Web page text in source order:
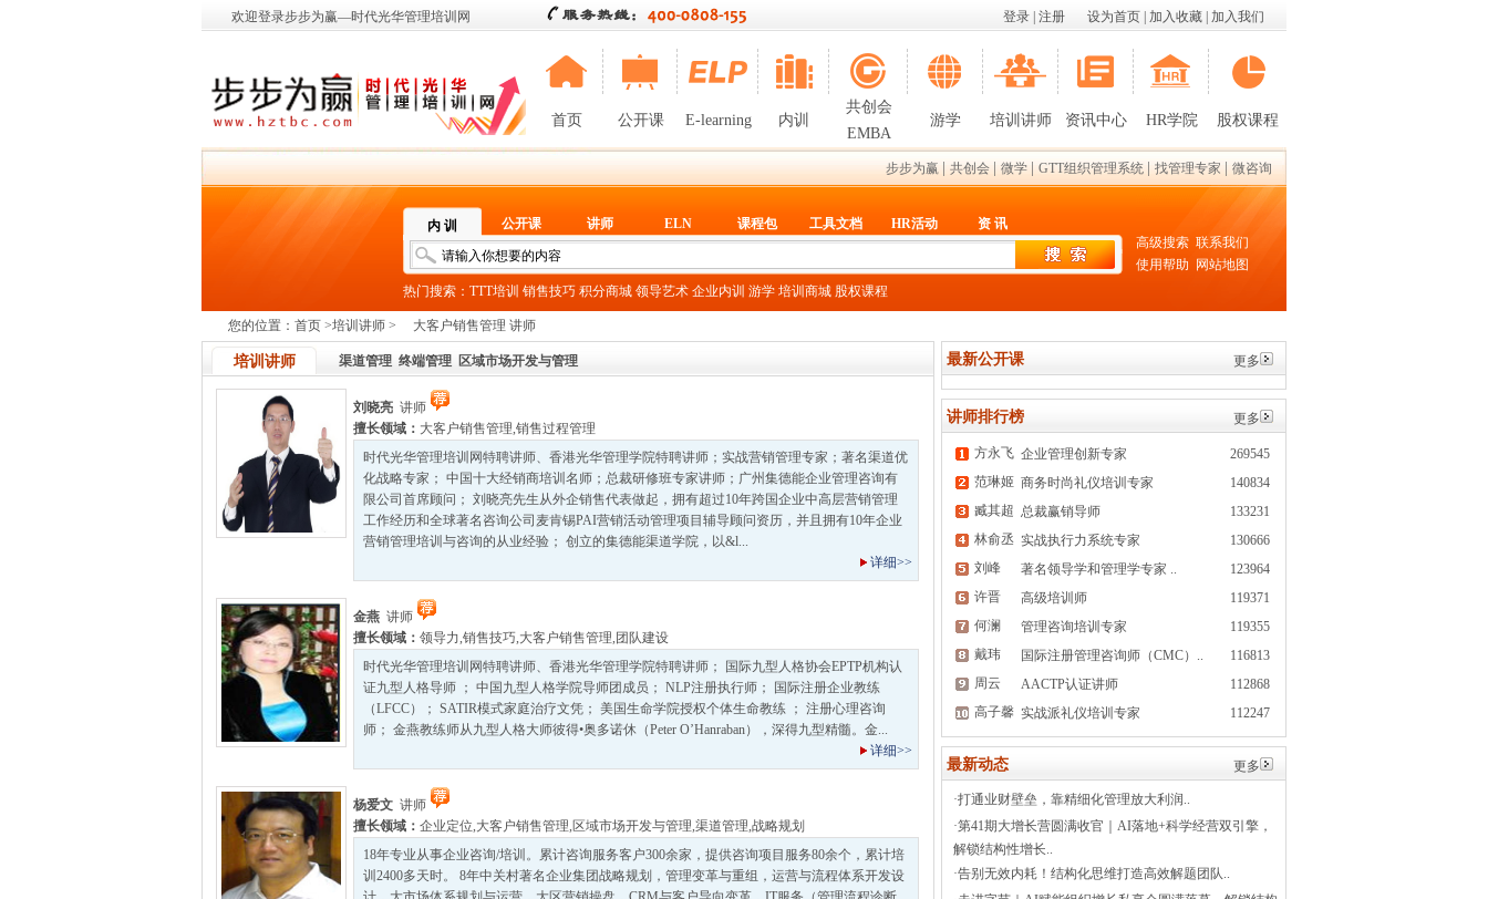
欢迎登录步步为赢—时代光华管理培训网 设为首页 加入收藏 加入我们
登录 注册
首页 公开课 E-learning 内训
共创会
EMBA
游学 培训讲师 资讯中心 HR学院 股权课程
步步为赢 共创会 微学 GTT组织管理系统 找管理专家 微咨询
内 训 公开课 讲师 ELN 课程包 工具文档 HR活动 资 讯
热门搜索： TTT培训 销售技巧 积分商城 领导艺术 企业内训 游学 培训商城 股权课程
高级搜索 联系我们
使用帮助
网站地图
您的位置： 首页 >培训讲师 > 大客户销售管理 讲师
培训讲师 渠道管理 终端管理 区域市场开发与管理
刘晓亮 讲师
擅长领域： 大客户销售管理,销售过程管理
时代光华管理培训网特聘讲师、香港光华管理学院特聘讲师；实战营销管理专家；著名渠道优
化战略专家； 中国十大经销商培训名师；总裁研修班专家讲师；广州集德能企业管理咨询有
限公司首席顾问； 刘晓亮先生从外企销售代表做起，拥有超过10年跨国企业中高层营销管理
工作经历和全球著名咨询公司麦肯锡PAI营销活动管理项目辅导顾问资历，并且拥有10年企业
营销管理培训与咨询的从业经验； 创立的集德能渠道学院，以&l...
详细>>
金燕 讲师
擅长领域： 领导力,销售技巧,大客户销售管理, 团队建设
时代光华管理培训网特聘讲师、香港光华管理学院特聘讲师； 国际九型人格协会EPTP机构认
证九型人格导师 ； 中国九型人格学院导师团成员； NLP注册执行师； 国际注册企业教练
（LFCC）； SATIR模式家庭治疗文凭； 美国生命学院授权个体生命教练 ； 注册心理咨询
师； 金燕教练师从九型人格大师彼得•奥多诺休（Peter O’Hanraban），深得九型精髓。金...
详细>>
杨爱文 讲师
擅长领域： 企业定位,大客户销售管理, 区域市场开发与管理,渠道管理,战略规划
18年专业从事企业咨询/培训。累计咨询服务客户300余家，提供咨询项目服务80余个，累计培
训2400多天时。 8年中关村著名企业集团战略规划，管理变革与重组，运营与流程体系开发设
最新公开课 更多
讲师排行榜 更多
方永飞 企业管理创新专家
269545
范琳姬 商务时尚礼仪培训专家
140834
臧其超 总裁赢销导师
133231
林俞丞 实战执行力系统专家
130666
刘峰
著名领导学和管理学专家 ..
123964
许晋
高级培训师
119371
何澜
管理咨询培训专家
119355
戴玮
国际注册管理咨询师（CMC）..
116813
周云
AACTP认证讲师
112868
高子馨 实战派礼仪培训专家 112247
最新动态 更多
·打通业财壁垒，靠精细化管理放大利润..
·第41期大增长营圆满收官｜AI落地+科学经营双引擎，
解锁结构性增长..
·告别无效内耗！结构化思维打造高效解题团队..